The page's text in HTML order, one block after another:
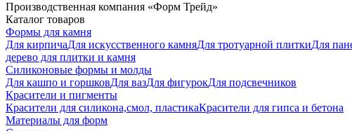
Производственная компания «Форм Трейд»
Каталог товаров
Формы для камня
Для кирпичаДля искусственного камняДля тротуарной плиткиДля
дерево для плитки и камня
Силиконовые формы и молды
Для кашпо и горшковДля вазДля фигурокДля подсвечников
Красители и пигменты
Красители для силикона,смол, пластикаКрасители для гипса и бетона
Материалы для форм